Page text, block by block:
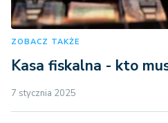
ZOBACZ TAKŻE
Kasa fiskalna - kto
7 stycznia 2025